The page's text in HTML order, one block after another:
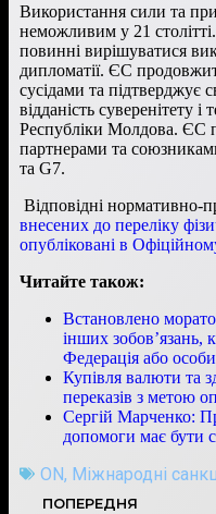
Використання сили та
неможливим у 21
повинні вирішуватися
дипломатії. ЄС
сусідами та підтверджує
відданість суверенітету і
Республіки Молдова. ЄС
партнерами та
та G7.
Відповідні нормативно-
внесених до переліку
опубліковані в
Читайте також:
Встановлено
інших зобов’язань,
Федерація або
Купівля валюти та
переказів з метою
Сергій Марченко:
допомоги має бути
ON, Міжнародні
ПОПЕРЕДНЯ